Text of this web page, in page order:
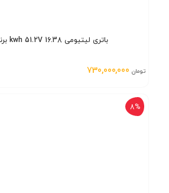
باتری لیتیومی 16.38 kwh 51.2V برند Marsriva
تومان
8%